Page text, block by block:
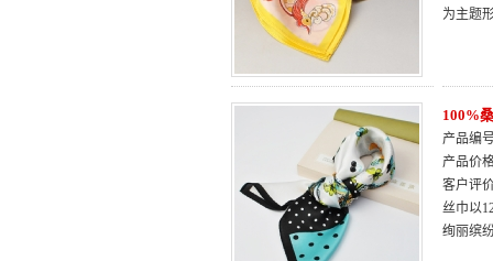
为主题
100%
产品编
产品价
客户评
丝巾以
绚丽缤